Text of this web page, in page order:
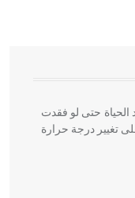
خاصة، حيث يحرص
الحياة حتى لو فقدت
تغيير درجة حرارة